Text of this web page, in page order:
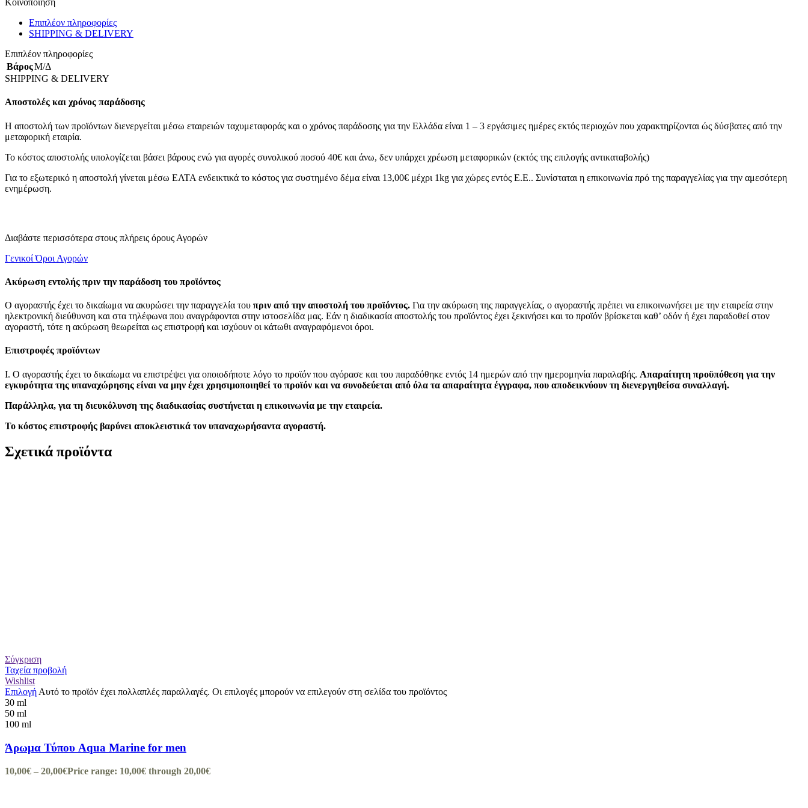
Κοινοποίηση
Επιπλέον πληροφορίες
SHIPPING & DELIVERY
Επιπλέον πληροφορίες
ΒάροςΜ/Δ
SHIPPING & DELIVERY
Αποστολές και χρόνος παράδοσης
Η αποστολή των προϊόντων διενεργείται μέσω εταιρειών ταχυμεταφοράς και ο χρόνος παράδοσης για την Ελλάδα είναι 1 – 3 εργάσιμες ημέρες εκτός περιοχών που χαρακτηρίζονται ώς δύσβατες από την
μεταφορική εταιρία.
Το κόστος αποστολής υπολογίζεται βάσει βάρους ενώ για αγορές συνολικού ποσού 40€ και άνω, δεν υπάρχει χρέωση μεταφορικών (εκτός της επιλογής αντικαταβολής)
Για το εξωτερικό η αποστολή γίνεται μέσω ΕΛΤΑ ενδεικτικά το κόστος για συστημένο δέμα είναι 13,00€ μέχρι 1kg για χώρες εντός Ε.Ε.. Συνίσταται η επικοινωνία πρό της παραγγελίας για την αμεσότερη
ενημέρωση.
Διαβάστε περισσότερα στους πλήρεις όρους Αγορών
Γενικοί Όροι Αγορών
Ακύρωση εντολής πριν την παράδοση του προϊόντος
Ο αγοραστής έχει το δικαίωμα να ακυρώσει την παραγγελία του πριν από την αποστολή του προϊόντος. Για την ακύρωση της παραγγελίας, ο αγοραστής πρέπει να επικοινωνήσει με την εταιρεία στην
ηλεκτρονική διεύθυνση και στα τηλέφωνα που αναγράφονται στην ιστοσελίδα μας. Εάν η διαδικασία αποστολής του προϊόντος έχει ξεκινήσει και το προϊόν βρίσκεται καθ’ οδόν ή έχει παραδοθεί στον
αγοραστή, τότε η ακύρωση θεωρείται ως επιστροφή και ισχύουν οι κάτωθι αναγραφόμενοι όροι.
Επιστροφές προϊόντων
Ι. Ο αγοραστής έχει το δικαίωμα να επιστρέψει για οποιοδήποτε λόγο το προϊόν που αγόρασε και του παραδόθηκε εντός 14 ημερών από την ημερομηνία παραλαβής. Απαραίτητη προϋπόθεση για την
εγκυρότητα της υπαναχώρησης είναι να μην έχει χρησιμοποιηθεί το προϊόν και να συνοδεύεται από όλα τα απαραίτητα έγγραφα, που αποδεικνύουν τη διενεργηθείσα συναλλαγή.
Παράλληλα, για τη διευκόλυνση της διαδικασίας συστήνεται η επικοινωνία με την εταιρεία.
Το κόστος επιστροφής βαρύνει αποκλειστικά τον υπαναχωρήσαντα αγοραστή.
Σχετικά προϊόντα
Σύγκριση
Ταχεία προβολή
Wishlist
ΕπιλογήΑυτό το προϊόν έχει πολλαπλές παραλλαγές. Οι επιλογές μπορούν να επιλεγούν στη σελίδα του προϊόντος
30 ml
50 ml
100 ml
Άρωμα Τύπου Aqua Marine for men
10,00€ – 20,00€Price range: 10,00€ through 20,00€